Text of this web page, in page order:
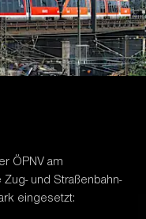
ÖPNV am
und Straßenbahn-
eingesetzt: